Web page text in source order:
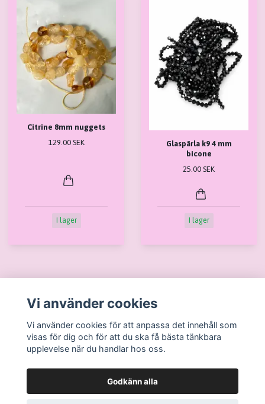
Citrine 8mm nuggets
129.00 SEK
I lager
Glaspärla k9 4 mm
bicone
25.00 SEK
I lager
Köpvillkor
Vi använder cookies
Vi använder cookies för att anpassa det innehåll som
visas för dig och för att du ska få bästa tänkbara
upplevelse när du handlar hos oss.
Godkänn alla